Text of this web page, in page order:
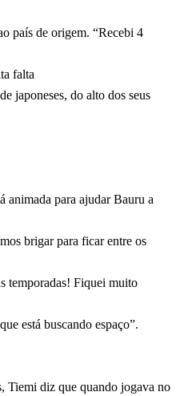
país de origem. “Recebi 4
falta
japoneses, do alto dos seus
animada para ajudar Bauru a
brigar para ficar entre os
temporadas! Fiquei muito
está buscando espaço”.
Tiemi diz que quando jogava no